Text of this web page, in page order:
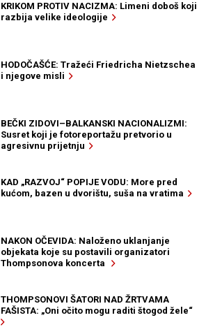
KRIKOM PROTIV NACIZMA: Limeni doboš koji
razbija velike ideologije
HODOČAŠĆE: Tražeći Friedricha Nietzschea
i njegove misli
BEČKI ZIDOVI–BALKANSKI NACIONALIZMI:
Susret koji je fotoreportažu pretvorio u
agresivnu prijetnju
KAD „RAZVOJ“ POPIJE VODU: More pred
kućom, bazen u dvorištu, suša na vratima
NAKON OČEVIDA: Naloženo uklanjanje
objekata koje su postavili organizatori
Thompsonova koncerta
THOMPSONOVI ŠATORI NAD ŽRTVAMA
FAŠISTA: „Oni očito mogu raditi štogod žele“